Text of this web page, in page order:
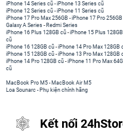
iPhone 14 Series cũ -iPhone 13 Series cũ
iPhone 12 Series cũ -iPhone 11 Series cũ
iPhone 17 Pro Max 256GB -iPhone 17 Pro 256GB
Galaxy A Series - Redmi Series
iPhone 16 Plus 128GB cũ -iPhone 15 Plus 128GB
cũ
iPhone 16 128GB cũ -iPhone 14 Pro Max 128GB
iPhone 15 128GB cũ -iPhone 13 Pro Max 128GB
iPhone 14 Pro 128GB cũ -iPhone 11 Pro Max
cũ
MacBook Pro M5 - MacBook Air M5
Loa Sounarc - Phụ kiện chính hãng
Kết nối